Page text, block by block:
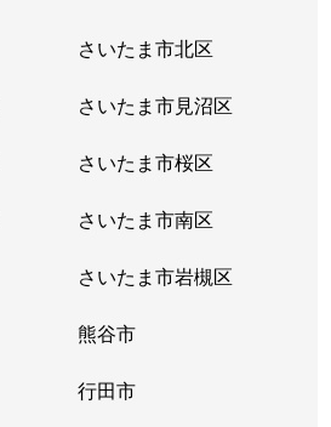
さいたま市北区
さいたま市見沼区
さいたま市桜区
さいたま市南区
さいたま市岩槻区
熊谷市
行田市